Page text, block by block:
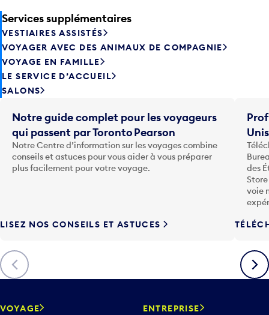
Services supplémentaires
VESTIAIRES ASSISTÉS
VOYAGER AVEC DES ANIMAUX DE COMPAGNIE
VOYAGE EN FAMILLE
LE SERVICE D’ACCUEIL
SALONS
Précédent
Notre guide complet pour les voyageurs
qui passent par Toronto Pearson
Notre Centre d’information sur les voyages combine
conseils et astuces pour vous aider à vous préparer
plus facilement pour votre voyage.
LISEZ NOS CONSEILS ET ASTUCES
des
voie
VOYAGE ENTREPRISE